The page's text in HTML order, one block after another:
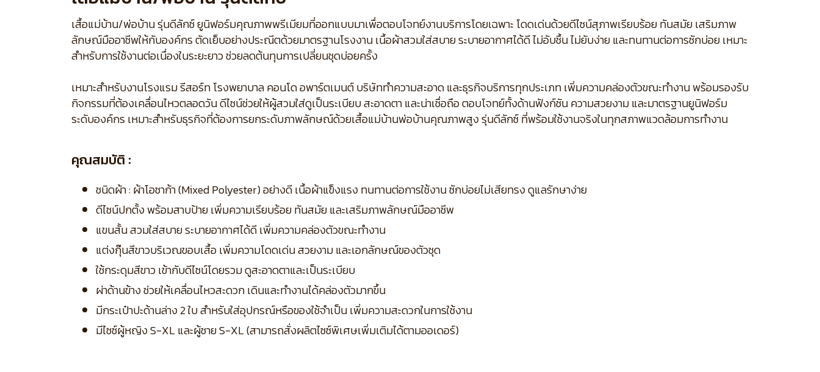
เสื้อแม่บ้าน/พ่อบ้าน รุ่นดีลักซ์ ยูนิฟอร์มคุณภาพพรีเมียมที่ออกแบบมาเพื่อตอบโจทย์งานบริการโดยเฉพาะ โดดเด่นด้วยดีไซน์สุภาพเรียบร้อย ทันสมัย เสริมภาพ
ลักษณ์มืออาชีพให้กับองค์กร ตัดเย็บอย่างประณีตด้วยมาตรฐานโรงงาน เนื้อผ้าสวมใส่สบาย ระบายอากาศได้ดี ไม่อับชื้น ไม่ยับง่าย และทนทานต่อการซักบ่อย เหมาะ
สำหรับการใช้งานต่อเนื่องในระยะยาว ช่วยลดต้นทุนการเปลี่ยนชุดบ่อยครั้ง
เหมาะสำหรับงานโรงแรม รีสอร์ท โรงพยาบาล คอนโด อพาร์ตเมนต์ บริษัททำความสะอาด และธุรกิจบริการทุกประเภท เพิ่มความคล่องตัวขณะทำงาน พร้อมรองรับ
กิจกรรมที่ต้องเคลื่อนไหวตลอดวัน ดีไซน์ช่วยให้ผู้สวมใส่ดูเป็นระเบียบ สะอาดตา และน่าเชื่อถือ ตอบโจทย์ทั้งด้านฟังก์ชัน ความสวยงาม และมาตรฐานยูนิฟอร์ม
ระดับองค์กร เหมาะสำหรับธุรกิจที่ต้องการยกระดับภาพลักษณ์ด้วยเสื้อแม่บ้านพ่อบ้านคุณภาพสูง รุ่นดีลักซ์ ที่พร้อมใช้งานจริงในทุกสภาพแวดล้อมการทำงาน
คุณสมบัติ :
ชนิดผ้า : ผ้าโอซาก้า (Mixed Polyester) อย่างดี เนื้อผ้าแข็งแรง ทนทานต่อการใช้งาน ซักบ่อยไม่เสียทรง ดูแลรักษาง่าย
ดีไซน์ปกตั้ง พร้อมสาบป้าย เพิ่มความเรียบร้อย ทันสมัย และเสริมภาพลักษณ์มืออาชีพ
แขนสั้น สวมใส่สบาย ระบายอากาศได้ดี เพิ่มความคล่องตัวขณะทำงาน
แต่งกุ๊นสีขาวบริเวณขอบเสื้อ เพิ่มความโดดเด่น สวยงาม และเอกลักษณ์ของตัวชุด
ใช้กระดุมสีขาว เข้ากับดีไซน์โดยรวม ดูสะอาดตาและเป็นระเบียบ
ผ่าด้านข้าง ช่วยให้เคลื่อนไหวสะดวก เดินและทำงานได้คล่องตัวมากขึ้น
มีกระเป๋าปะด้านล่าง 2 ใบ สำหรับใส่อุปกรณ์หรือของใช้จำเป็น เพิ่มความสะดวกในการใช้งาน
มีไซซ์ผู้หญิง S-XL และผู้ชาย S-XL (สามารถสั่งผลิตไซซ์พิเศษเพิ่มเติมได้ตามออเดอร์)